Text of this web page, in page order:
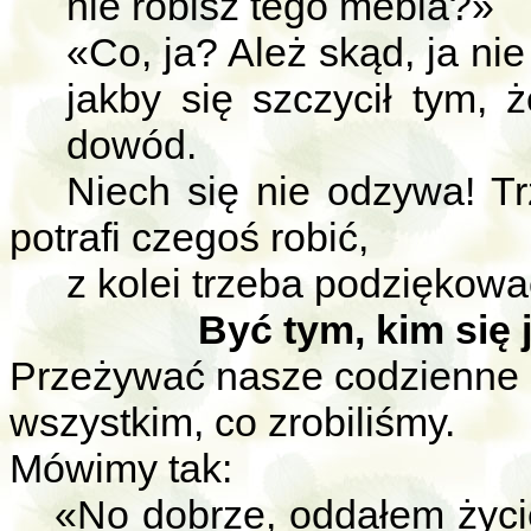
«Co, ja? Ależ skąd, ja
jakby się szczycił tym,
dowód.
Niech się nie odzywa!
potrafi czegoś robić,
z kolei trzeba
Być tym, kim się
Przeżywać nasze
wszystkim, co zrobiliśmy.
Mówimy tak:
«No dobrze, oddałem